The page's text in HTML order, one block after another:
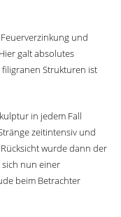
und
galt absolutes
Strukturen ist
in jedem Fall
zeitintensiv und
wurde dann der
nun einer
beim Betrachter